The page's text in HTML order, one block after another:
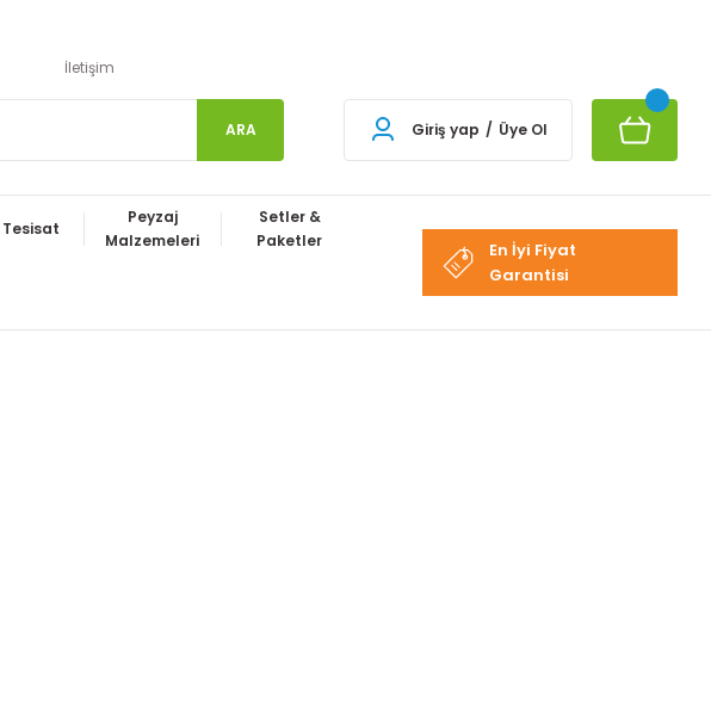
İletişim
ARA Giriş yap / Üye Ol
Tesisat
Peyzaj
Malzemeleri
Setler &
Paketler
En İyi Fiyat
Garantisi